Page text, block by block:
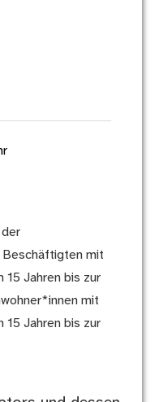
Beschäftigten mit
15 Jahren bis zur
mit
15 Jahren bis zur